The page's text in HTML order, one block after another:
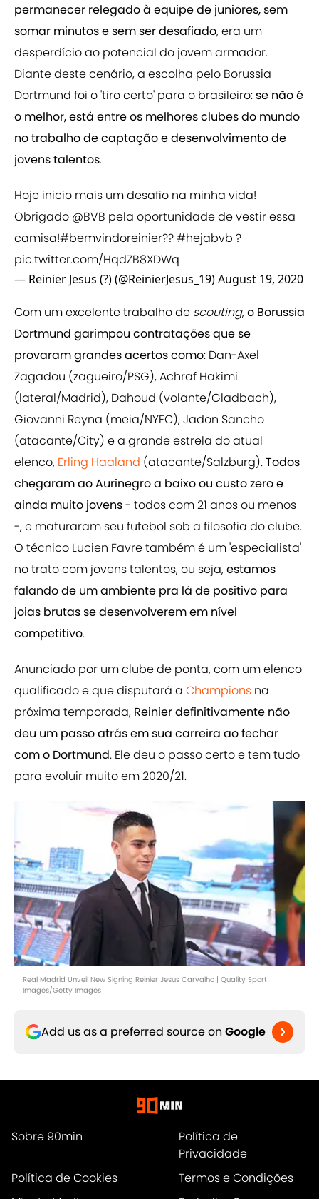
permanecer relegado à equipe de juniores, sem
somar minutos e sem ser desafiado, era um
desperdício ao potencial do jovem armador.
Diante deste cenário, a escolha pelo Borussia
Dortmund foi o 'tiro certo' para o brasileiro:se não é
o melhor, está entre os melhores clubes do mundo
no trabalho de captação e desenvolvimento de
jovens talentos.
Hoje inicio mais um desafio na minha vida!
Obrigado @BVB pela oportunidade de vestir essa
camisa!#bemvindoreinier??#hejabvb ?
pic.twitter.com/HqdZB8XDWq
— Reinier Jesus (?) (@ReinierJesus_19)August 19, 2020
Com um excelente trabalho de scouting,o Borussia
Dortmund garimpou contratações que se
provaram grandes acertos como: Dan-Axel
Zagadou (zagueiro/PSG), Achraf Hakimi
(lateral/Madrid), Dahoud (volante/Gladbach),
Giovanni Reyna (meia/NYFC), Jadon Sancho
(atacante/City) e a grande estrela do atual
elenco, Erling Haaland (atacante/Salzburg).Todos
chegaram ao Aurinegro a baixo ou custo zero e
ainda muito jovens- todos com 21 anos ou menos
-, e maturaram seu futebol sob a filosofia do clube.
O técnico Lucien Favre também é um 'especialista'
no trato com jovens talentos, ou seja,estamos
falando de um ambiente pra lá de positivo para
joias brutas se desenvolverem em nível
competitivo.
Anunciado por um clube de ponta, com um elenco
qualificado e que disputará a Champions na
próxima temporada, Reinier definitivamente não
deu um passo atrás em sua carreira ao fechar
com o Dortmund. Ele deu o passo certo e tem tudo
para evoluir muito em 2020/21.
Real Madrid Unveil New Signing Reinier Jesus Carvalho | Quality Sport
Images/Getty Images
Add us as a preferred source on Google
Sobre 90min
Política de
Privacidade
Política de Cookies
Termos e Condições